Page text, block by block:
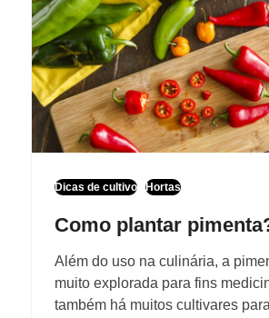
Dicas de cultivo Hortas
Como plantar
Além do uso na culinária, a
muito explorada para fins
também há muitos cultivares